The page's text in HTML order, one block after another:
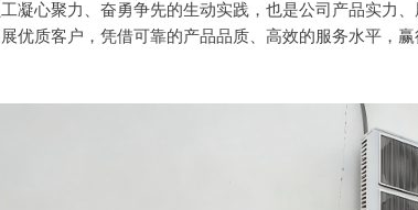
凝心聚力、奋勇争先的生动实践，也是公司产品实力
优质客户，凭借可靠的产品品质、高效的服务水平，